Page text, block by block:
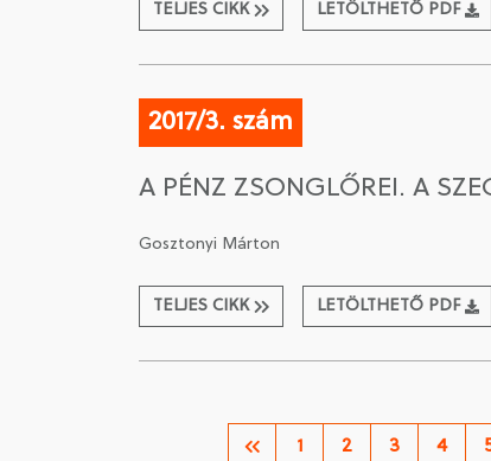
TELJES CIKK LETÖLTHETŐ PDF
2017/3. szám
A PÉNZ ZSONGLŐREI. A
Gosztonyi Márton
TELJES CIKK LETÖLTHETŐ PDF
1 2 3 4